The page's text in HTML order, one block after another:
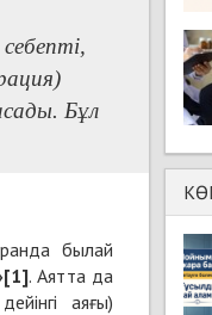
Бұл
былай
[1]. Аятта да
аяғы)